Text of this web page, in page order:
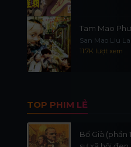
Tam Mao
San Mao Liu
11.7K lượt xem
TOP PHIM LẺ
Bố Già (phần